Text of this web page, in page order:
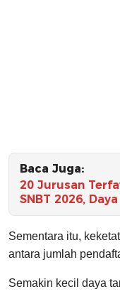
Baca Juga:
20 Jurusan
SNBT 2026,
Sementara itu,
antara jumlah
Semakin kecil daya